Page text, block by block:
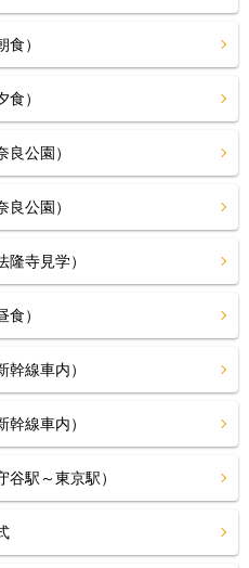
）
）
公園）
公園）
寺見学）
）
線車内）
線車内）
駅～東京駅）